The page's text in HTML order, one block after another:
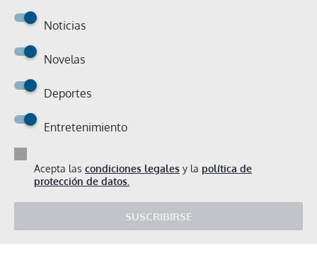
Noticias
Novelas
Deportes
Entretenimiento
Acepta las condiciones legales y la política de
protección de datos.
SUSCRIBIRSE